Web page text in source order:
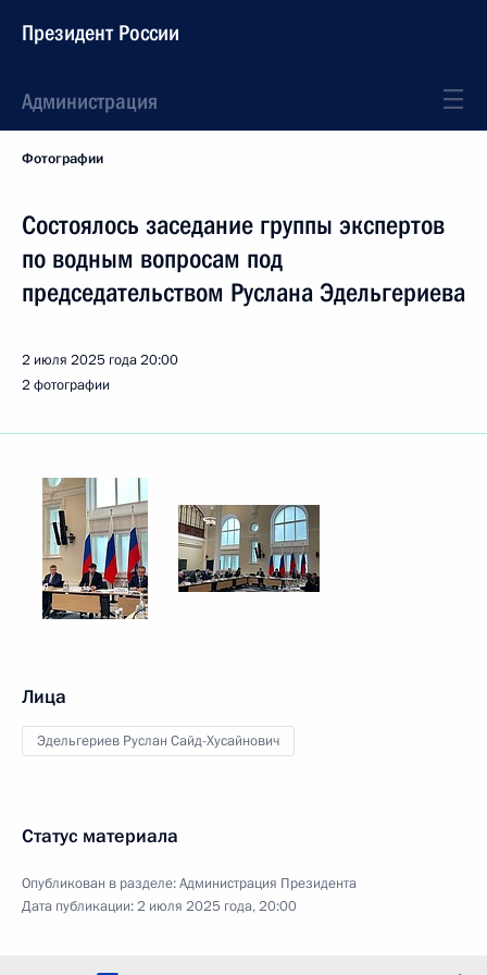
Президент России
Администрация
Фотографии
Состоялось заседание группы экспертов
по водным вопросам под
председательством Руслана Эдельгериева
2 июля 2025 года20:00
2 фотографии
Лица
Эдельгериев Руслан Сайд-Хусайнович
Статус материала
Опубликован в разделе:Администрация Президента
Дата публикации:2 июля 2025 года, 20:00